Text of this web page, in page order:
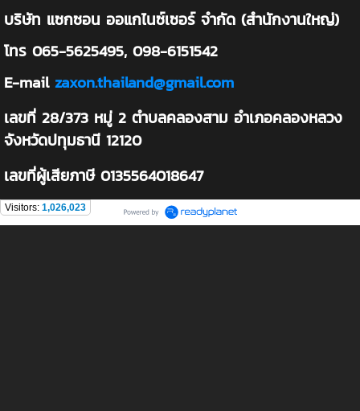
บริษัท แซกซอน ออแกไนซ์เซอร์ จำกัด (สำนักงานใหญ่)
โทร 065-5625495, 098-6151542
E-mail zaxon.thailand@gmail.com
เลขที่ 28/373 หมู่ 2 ตำบลคลองสาม อำเภอคลองหลวง
จังหวัดปทุมธานี 12120
เลขที่ผู้เสียภาษี 0135564018647
Visitors: 1,026,023